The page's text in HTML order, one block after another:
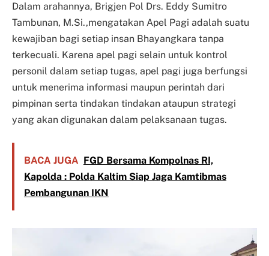
Dalam arahannya, Brigjen Pol Drs. Eddy Sumitro
Tambunan, M.Si.,mengatakan Apel Pagi adalah suatu
kewajiban bagi setiap insan Bhayangkara tanpa
terkecuali. Karena apel pagi selain untuk kontrol
personil dalam setiap tugas, apel pagi juga berfungsi
untuk menerima informasi maupun perintah dari
pimpinan serta tindakan tindakan ataupun strategi
yang akan digunakan dalam pelaksanaan tugas.
BACA JUGA FGD Bersama Kompolnas RI,
Kapolda : Polda Kaltim Siap Jaga Kamtibmas
Pembangunan IKN